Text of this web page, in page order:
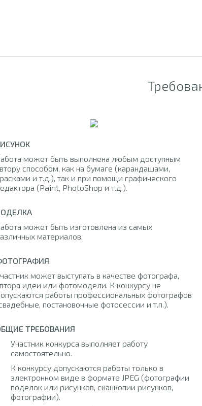
может быть выполнена любым доступным
способом, как на бумаге (карандашами,
и т.д.), так и при помощи графического
(Paint, PhotoShop и т.д.).
может быть изготовлена из самых
материалов.
может выступать в качестве фотографа,
идеи или фотомодели. К конкурсу не
работы профессиональных фотографов
постановочные фотосессии и т.п.).
ТРЕБОВАНИЯ
Участник конкурса выполняет работу
самостоятельно.
К конкурсу допускаются работы только в
электронном виде в формате JPEG (фотографии
поделок или рисунков, сканкопии рисунков,
фотографии).